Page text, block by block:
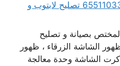
مهندس كمبيوتر الصليبية 65511033 تصليح لابتوب و
بصيانة و تصليح
الشاشة الزرقاء ، ظهور
كرت الشاشة وحدة معالجة